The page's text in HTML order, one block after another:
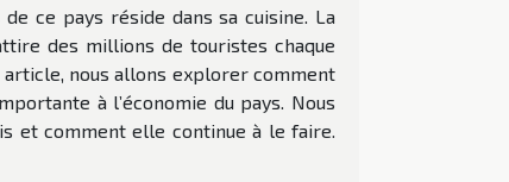
ce pays réside dans sa cuisine. La
des millions de touristes chaque
article, nous allons explorer comment
à l’économie du pays. Nous
et comment elle continue à le faire.